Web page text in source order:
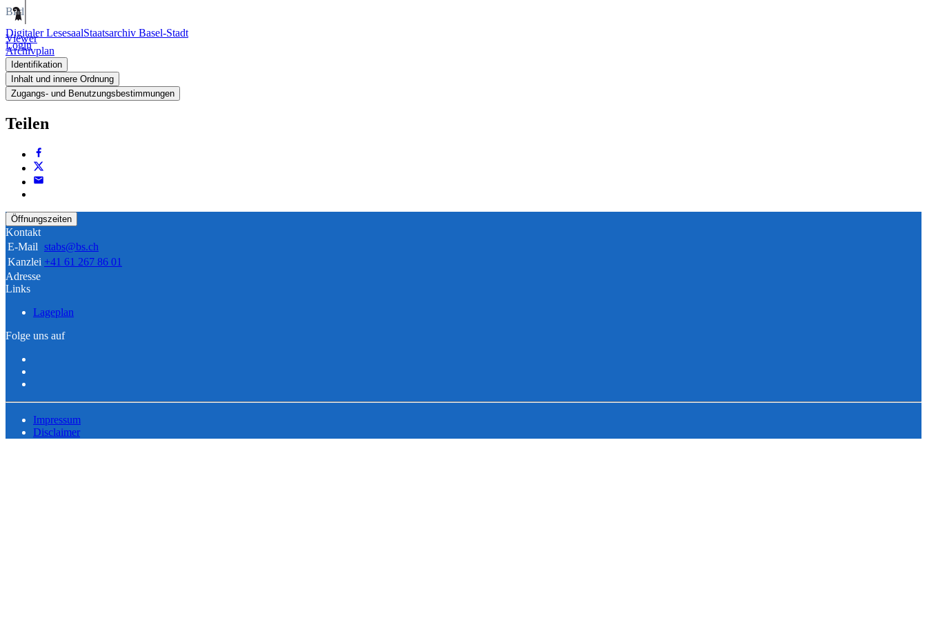
Digitaler LesesaalStaatsarchiv Basel-Stadt
Login
Bild
Viewer
Archivplan
Identifikation
Inhalt und innere Ordnung
Zugangs- und Benutzungsbestimmungen
Teilen
Öffnungszeiten
Kontakt
E-Mail stabs@bs.ch
Kanzlei +41 61 267 86 01
Adresse
Links
Lageplan
Folge uns auf
Impressum
Disclaimer